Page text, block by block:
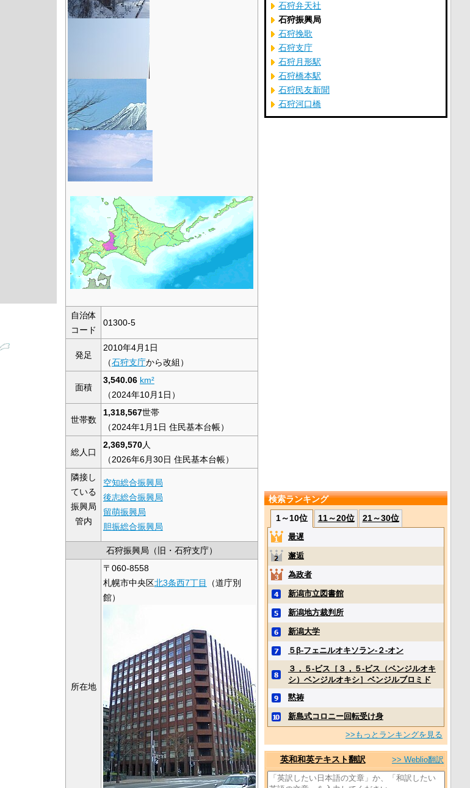
自治体
コード
01300-5
発足
2010年4月1日
（石狩支庁から改組）
面積
3,540.06 km²
（2024年10月1日）
世帯数
1,318,567世帯
（2024年1月1日 住民基本台帳）
総人口
2,369,570人
（2026年6月30日 住民基本台帳）
隣接し
ている
振興局
管内
空知総合振興局
後志総合振興局
留萌振興局
胆振総合振興局
石狩振興局（旧・石狩支庁）
所在地
〒060-8558
札幌市中央区北3条西7丁目
（道庁別
館）
石狩弁天社
石狩振興局
石狩挽歌
石狩支庁
石狩月形駅
石狩橋本駅
石狩民友新聞
石狩河口橋
検索ランキング
1～10位
11～20位 21～30位
最遅
邂逅
為政者
新潟市立図書館
新潟地方裁判所
新潟大学
５β‐フェニルオキソラン‐２‐オン
３，５‐ビス［３，５‐ビス（ベンジルオキ
シ）ベンジルオキシ］ベンジルブロミド
黙祷
新島式コロニー回転受け身
>>もっとランキングを見る
英和和英テキスト翻訳 >> Weblio翻訳